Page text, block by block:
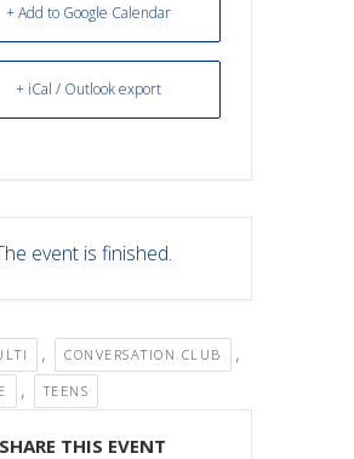
+ Add to Google Calendar
+ iCal / Outlook export
event is finished.
, CONVERSATION CLUB ,
, TEENS
SHARE THIS EVENT